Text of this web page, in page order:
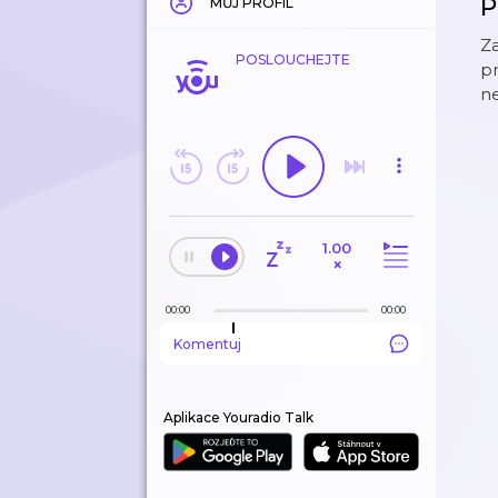
POSLOUCHEJTE
1.00
×
00:00 00:00
Komentuj
Aplikace Youradio Talk